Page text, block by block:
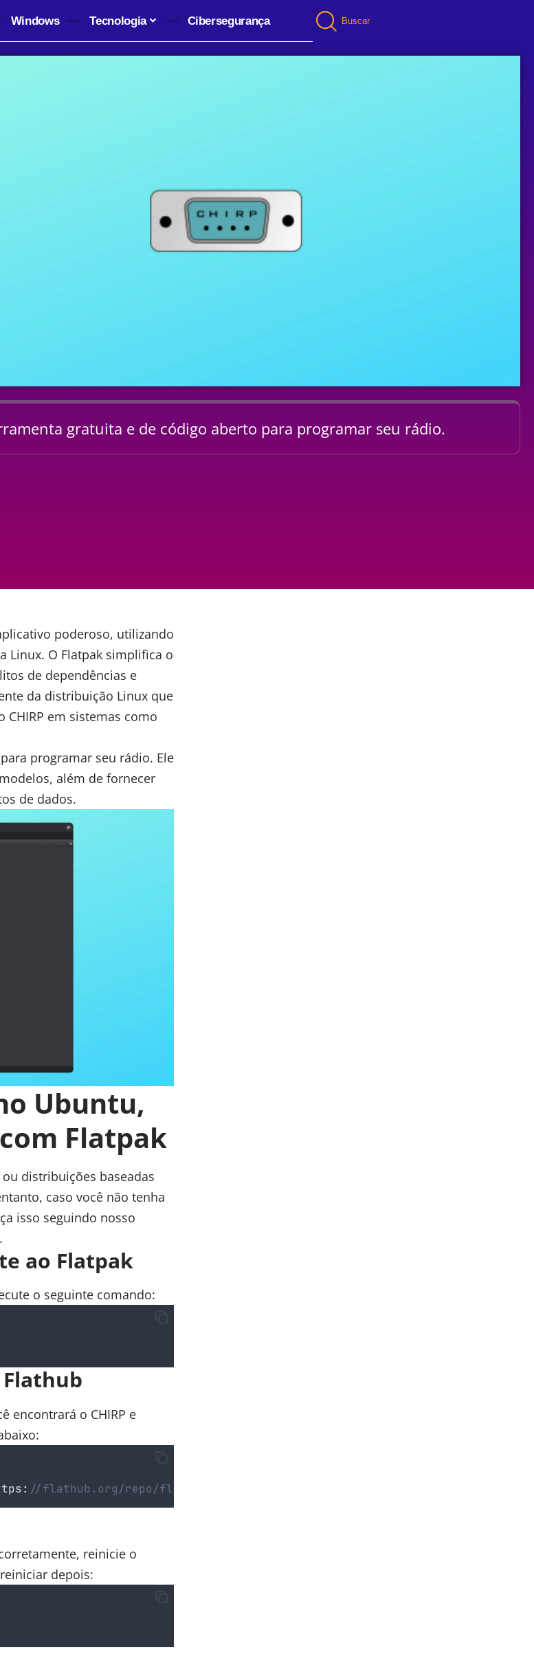
Windows Tecnologia Cibersegurança Buscar
gratuita e de código aberto para programar seu rádio.
poderoso, utilizando
Linux. O Flatpak simplifica o
de dependências e
da distribuição Linux que
CHIRP em sistemas como
programar seu rádio. Ele
além de fornecer
de dados.
Ubuntu,
Flatpak
distribuições baseadas
caso você não tenha
isso seguindo nosso
.
ao Flatpak
o seguinte comando:
encontrará o CHIRP e
: //flathub.org/repo/flathub.flatpakrepo
reinicie o
depois: